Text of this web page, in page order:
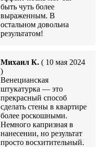
быть чуть более
выраженным. В
остальном довольна
результатом!
Михаил К. ( 10 мая 2024
)
Венецианская
штукатурка — это
прекрасный способ
сделать стены в квартире
более роскошными.
Немного капризная в
нанесении, но результат
просто восхитительный.